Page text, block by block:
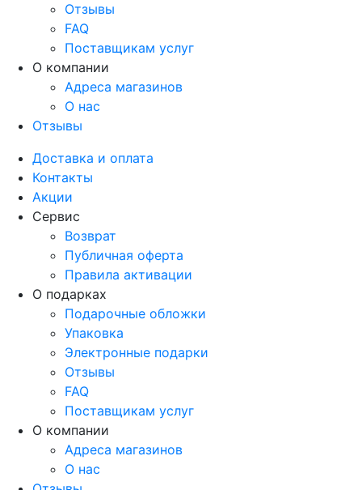
Отзывы
FAQ
Поставщикам услуг
О компании
Адреса магазинов
О нас
Отзывы
Доставка и оплата
Контакты
Акции
Сервис
Возврат
Публичная оферта
Правила активации
О подарках
Подарочные обложки
Упаковка
Электронные подарки
Отзывы
FAQ
Поставщикам услуг
О компании
Адреса магазинов
О нас